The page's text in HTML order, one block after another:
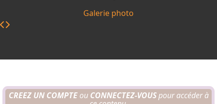
Galerie photo
CREEZ UN COMPTEouCONNECTEZ-VOUSpour accéder à